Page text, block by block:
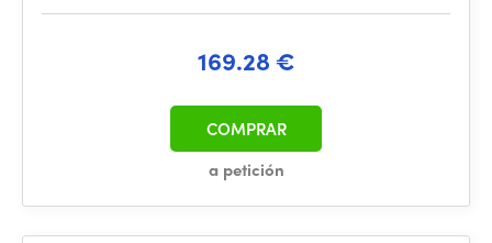
169.28 €
a petición
COMPRAR